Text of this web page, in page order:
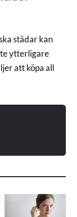
städar kan
ytterligare
att köpa all